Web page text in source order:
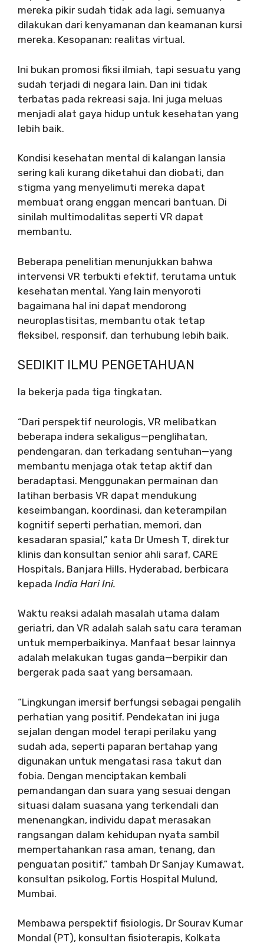
mereka pikir sudah tidak ada lagi, semuanya
dilakukan dari kenyamanan dan keamanan kursi
mereka. Kesopanan: realitas virtual.
Ini bukan promosi fiksi ilmiah, tapi sesuatu yang
sudah terjadi di negara lain. Dan ini tidak
terbatas pada rekreasi saja. Ini juga meluas
menjadi alat gaya hidup untuk kesehatan yang
lebih baik.
Kondisi kesehatan mental di kalangan lansia
sering kali kurang diketahui dan diobati, dan
stigma yang menyelimuti mereka dapat
membuat orang enggan mencari bantuan. Di
sinilah multimodalitas seperti VR dapat
membantu.
Beberapa penelitian menunjukkan bahwa
intervensi VR terbukti efektif, terutama untuk
kesehatan mental. Yang lain menyoroti
bagaimana hal ini dapat mendorong
neuroplastisitas, membantu otak tetap
fleksibel, responsif, dan terhubung lebih baik.
SEDIKIT ILMU PENGETAHUAN
Ia bekerja pada tiga tingkatan.
“Dari perspektif neurologis, VR melibatkan
beberapa indera sekaligus—penglihatan,
pendengaran, dan terkadang sentuhan—yang
membantu menjaga otak tetap aktif dan
beradaptasi. Menggunakan permainan dan
latihan berbasis VR dapat mendukung
keseimbangan, koordinasi, dan keterampilan
kognitif seperti perhatian, memori, dan
kesadaran spasial,” kata Dr Umesh T, direktur
klinis dan konsultan senior ahli saraf, CARE
Hospitals, Banjara Hills, Hyderabad, berbicara
kepada India Hari Ini.
Waktu reaksi adalah masalah utama dalam
geriatri, dan VR adalah salah satu cara teraman
untuk memperbaikinya. Manfaat besar lainnya
adalah melakukan tugas ganda—berpikir dan
bergerak pada saat yang bersamaan.
“Lingkungan imersif berfungsi sebagai pengalih
perhatian yang positif. Pendekatan ini juga
sejalan dengan model terapi perilaku yang
sudah ada, seperti paparan bertahap yang
digunakan untuk mengatasi rasa takut dan
fobia. Dengan menciptakan kembali
pemandangan dan suara yang sesuai dengan
situasi dalam suasana yang terkendali dan
menenangkan, individu dapat merasakan
rangsangan dalam kehidupan nyata sambil
mempertahankan rasa aman, tenang, dan
penguatan positif,” tambah Dr Sanjay Kumawat,
konsultan psikolog, Fortis Hospital Mulund,
Mumbai.
Membawa perspektif fisiologis, Dr Sourav Kumar
Mondal (PT), konsultan fisioterapis, Kolkata